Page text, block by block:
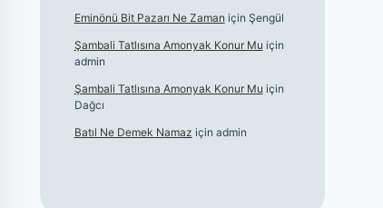
Eminönü Bit Pazarı Ne Zaman için Şengül
Şambali Tatlısına Amonyak Konur Mu için
admin
Şambali Tatlısına Amonyak Konur Mu için
Dağcı
Batıl Ne Demek Namaz için admin